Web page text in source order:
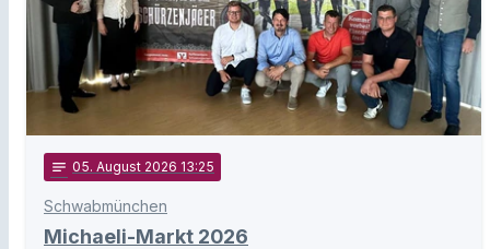
notes 05. August 2026 13:25
Schwabmünchen
Michaeli-Markt 2026